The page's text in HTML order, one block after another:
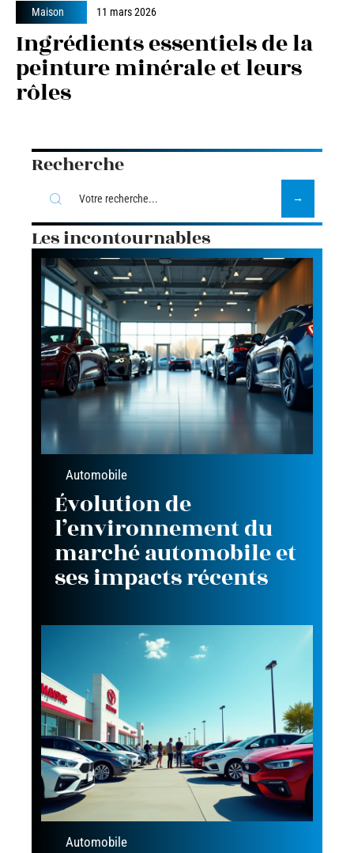
Maison 11 mars 2026
Ingrédients essentiels de la
peinture minérale et leurs
rôles
Recherche
Les incontournables
Automobile
Évolution de
l’environnement du
marché automobile et
ses impacts récents
Automobile